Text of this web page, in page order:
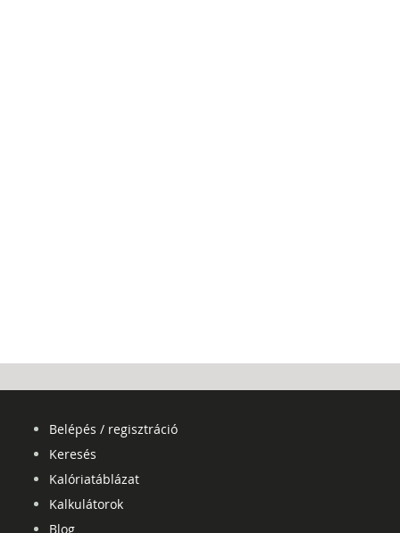
Belépés / regisztráció
Keresés
Kalóriatáblázat
Kalkulátorok
Blog